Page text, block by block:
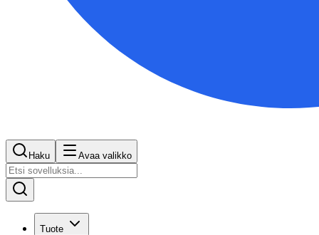
Haku Avaa valikko
Tuote